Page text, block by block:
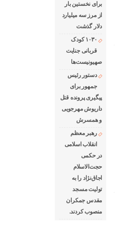
برای نخستین بار
از مرز سه میلیارد
دلار گذشت
۱۰۳۰ کودک
قربانی جنایت
صهیونیست‌ها
دستور رئیس
جمهور برای
پیگیری پرونده قتل
داریوش مهرجویی
و همسرش
رهبر معظم
انقلاب اسلامی
در حکمی
حجت‌الاسلام
اجاق‌نژاد را به
تولیت مسجد
مقدس جمکران
منصوب کردند.